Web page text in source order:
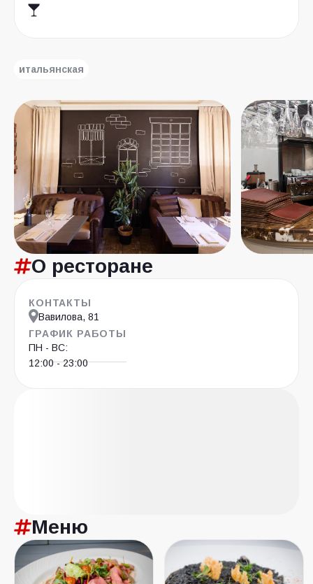
итальянская
О ресторане
КОНТАКТЫ
Вавилова, 81
ГРАФИК РАБОТЫ
ПН - ВС:
12:00 - 23:00
Меню